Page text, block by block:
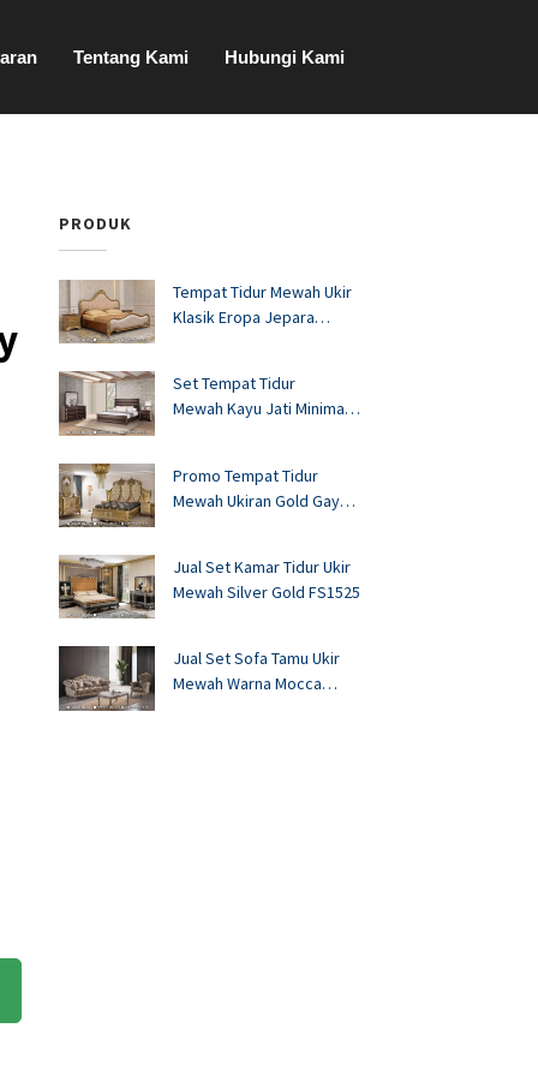
Tentang Kami Hubungi Kami
PRODUK
Tempat Tidur Mewah Ukir
Klasik Eropa Jepara
Set Tempat Tidur
Mewah Kayu Jati Minimalis
Promo Tempat Tidur
Mewah Ukiran Gold Gaya
Jual Set Kamar Tidur Ukir
Mewah Silver Gold FS1525
Jual Set Sofa Tamu Ukir
Mewah Warna Mocca